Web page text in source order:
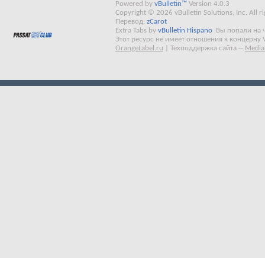
Powered by vBulletin™ Version 4.0.3
Copyright © 2026 vBulletin Solutions, Inc. All
Перевод: zCarot
Extra Tabs by vBulletin Hispano
Вы попали на
Этот ресурс не имеет отношения к концерну
OrangeLabel.ru
Техподдержка сайта --